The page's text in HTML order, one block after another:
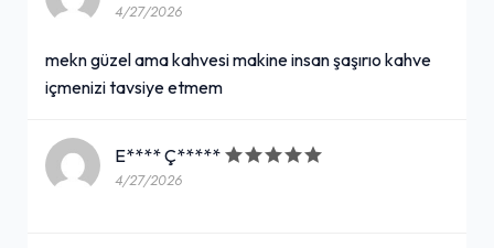
4/27/2026
mekn güzel ama kahvesi makine insan şaşırıo kahve
içmenizi tavsiye etmem
E**** Ç*****
4/27/2026